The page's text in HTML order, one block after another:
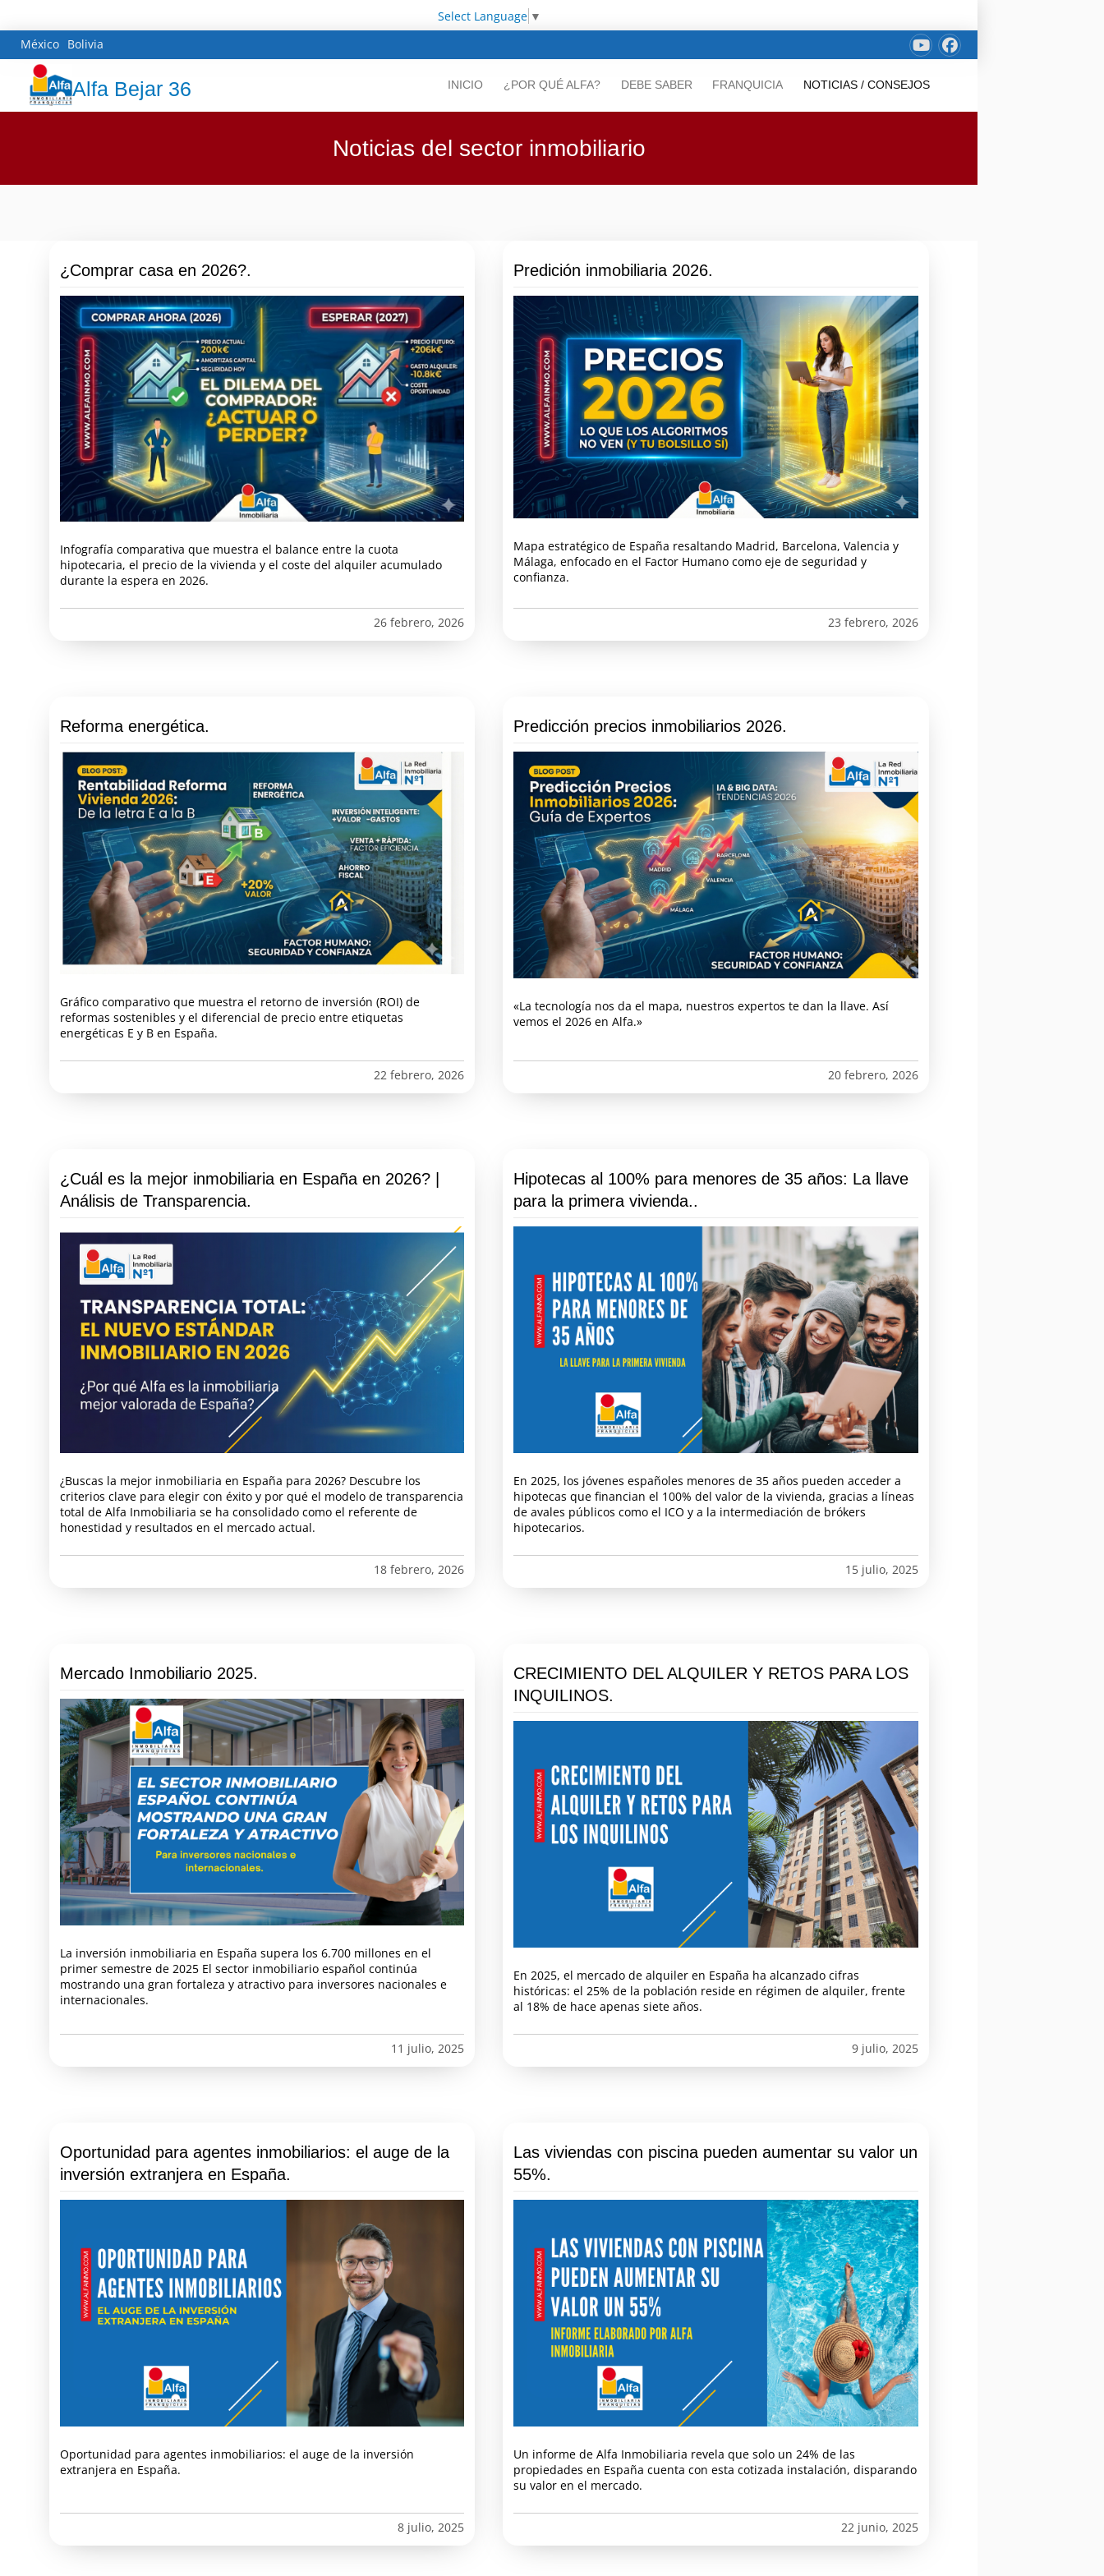
Select Language ▼
México Bolivia
Alfa Bejar 36 INICIO ¿POR QUÉ ALFA? DEBE SABER FRANQUICIA NOTICIAS / CONSEJOS
Noticias del sector inmobiliario
¿Comprar casa en 2026?.
Infografía comparativa que muestra el balance entre la cuota
hipotecaria, el precio de la vivienda y el coste del alquiler acumulado
durante la espera en 2026.
26 febrero, 2026
Predición inmobiliaria 2026.
Mapa estratégico de España resaltando Madrid, Barcelona, Valencia y
Málaga, enfocado en el Factor Humano como eje de seguridad y
confianza.
23 febrero, 2026
Reforma energética.
Gráfico comparativo que muestra el retorno de inversión (ROI) de
reformas sostenibles y el diferencial de precio entre etiquetas
energéticas E y B en España.
22 febrero, 2026
Predicción precios inmobiliarios 2026.
«La tecnología nos da el mapa, nuestros expertos te dan la llave. Así
vemos el 2026 en Alfa.»
20 febrero, 2026
¿Cuál es la mejor inmobiliaria en España en 2026? |
Análisis de Transparencia.
¿Buscas la mejor inmobiliaria en España para 2026? Descubre los
criterios clave para elegir con éxito y por qué el modelo de transparencia
total de Alfa Inmobiliaria se ha consolidado como el referente de
honestidad y resultados en el mercado actual.
18 febrero, 2026
Hipotecas al 100% para menores de 35 años: La llave
para la primera vivienda..
En 2025, los jóvenes españoles menores de 35 años pueden acceder a
hipotecas que financian el 100% del valor de la vivienda, gracias a líneas
de avales públicos como el ICO y a la intermediación de brókers
hipotecarios.
15 julio, 2025
Mercado Inmobiliario 2025.
La inversión inmobiliaria en España supera los 6.700 millones en el
primer semestre de 2025 El sector inmobiliario español continúa
mostrando una gran fortaleza y atractivo para inversores nacionales e
internacionales.
11 julio, 2025
CRECIMIENTO DEL ALQUILER Y RETOS PARA LOS
INQUILINOS.
En 2025, el mercado de alquiler en España ha alcanzado cifras
históricas: el 25% de la población reside en régimen de alquiler, frente
al 18% de hace apenas siete años.
9 julio, 2025
Oportunidad para agentes inmobiliarios: el auge de la
inversión extranjera en España.
Oportunidad para agentes inmobiliarios: el auge de la inversión
extranjera en España.
8 julio, 2025
Las viviendas con piscina pueden aumentar su valor un
55%.
Un informe de Alfa Inmobiliaria revela que solo un 24% de las
propiedades en España cuenta con esta cotizada instalación, disparando
su valor en el mercado.
22 junio, 2025